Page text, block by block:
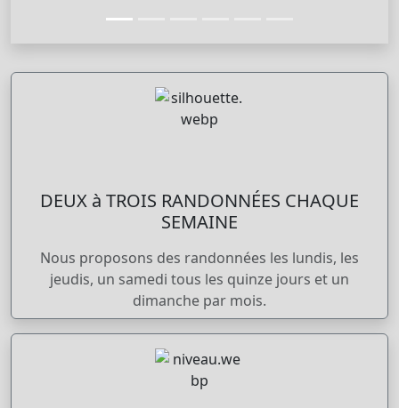
DEUX à TROIS RANDONNÉES CHAQUE
SEMAINE
Nous proposons des randonnées les lundis, les
jeudis, un samedi tous les quinze jours et un
dimanche par mois.